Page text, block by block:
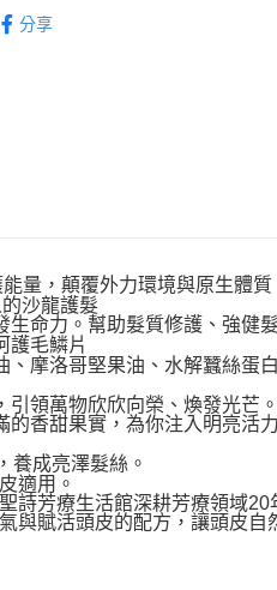
9832307
分享